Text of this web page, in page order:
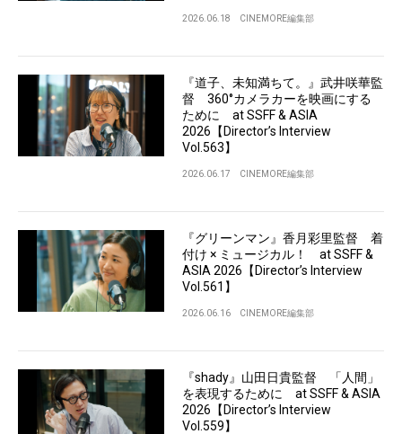
2026.06.18 CINEMORE編集部
『道子、未知満ちて。』武井咲華監
督 360°カメラカーを映画にする
ために at SSFF & ASIA
2026【Director’s Interview
Vol.563】
2026.06.17 CINEMORE編集部
『グリーンマン』香月彩里監督 着
付け × ミュージカル！ at SSFF &
ASIA 2026【Director’s Interview
Vol.561】
2026.06.16 CINEMORE編集部
『shady』山田日貴監督 「人間」
を表現するために at SSFF & ASIA
2026【Director’s Interview
Vol.559】